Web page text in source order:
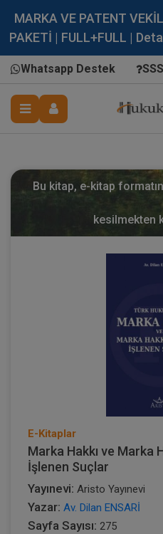
MARKA VE PATENT
PAKETİ | FULL+FULL |
Whatsapp Destek SSS
Bu kitap, e-kitap
kesilmekten
E-Kitaplar
Marka Hakkı ve Marka
İşlenen Suçlar
Yayınevi: Aristo Yayınevi
Yazar: Av. Dilan ENSARİ
Sayfa Sayısı: 275